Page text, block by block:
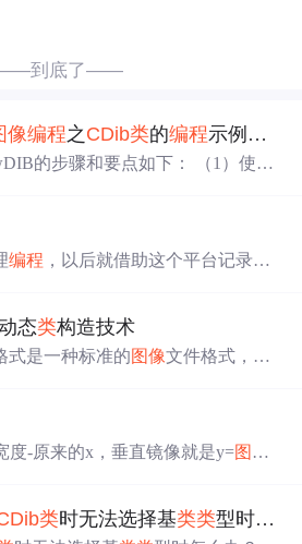
到底了——
像编程之 CDib类的编程示例：ViewDIB（学习笔记）
的步骤和要点如下： （1）使用
和
的接口和实现文件------DIB.H和DI
编程 ，以后就借助这个平台记录自
周长发那本《精通Visaul C++
参考。用完之后发现Bug还真不
态类构造技术
式是一种标准的图像文件格式，它
之前，了解BMP文件格式的结构
件通常由四部分组成：文件头（BI
息头则包含了图像的宽度、高度、
颜色表是索引色彩图像用来映射颜
度-原来的x，垂直镜像就是y=图像
新图像。在构造函数中，读取文件
类时无法选择基类类型时怎么办